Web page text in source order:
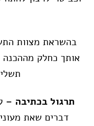
בהשראת מצוות
אותך כחלק
תרגול בכתיבה –
דברים שאת